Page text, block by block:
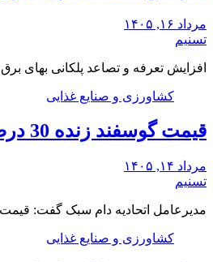
مرداد ۱۶, ۱۴۰۵
تسنیم
افزایش تعرفه و تصاعد پلکانی بهای
کشاورزی و صنایع غذایی
قیمت گوسفند زنده 30 درصد کاهش یافت؛ گوشت ارزان نشد
مرداد ۱۴, ۱۴۰۵
تسنیم
مدیرعامل اتحادیه دام سبک گفت: قیمت دام زنده حدود 30 درصد
کشاورزی و صنایع غذایی